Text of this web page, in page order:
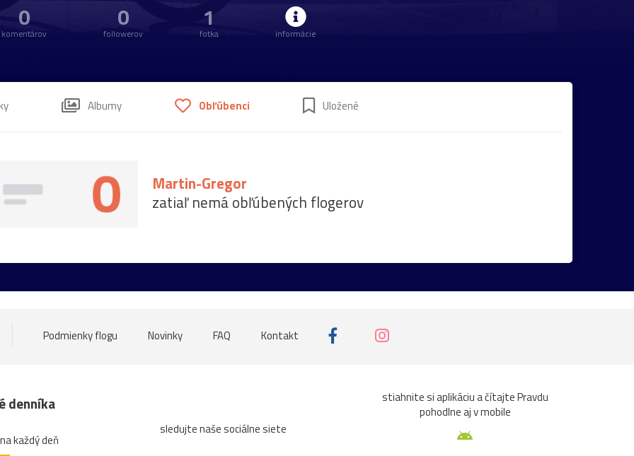
0
komentárov
0
followerov
1
fotka informácie
Albumy Obľúbenci Uložené
Martin-Gregor
zatiaľ nemá obľúbených flogerov
Podmienky flogu Novinky FAQ Kontakt
denníka
každý deň
sledujte naše sociálne siete
stiahnite si aplikáciu a čítajte Pravdu
pohodlne aj v mobile